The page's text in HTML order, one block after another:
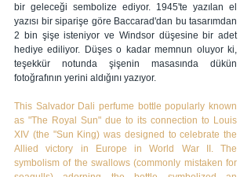
bir geleceği sembolize ediyor. 1945'te yazılan el
yazısı bir siparişe göre Baccarad'dan bu tasarımdan
2 bin şişe isteniyor ve Windsor düşesine bir adet
hediye ediliyor. Düşes o kadar memnun oluyor ki,
teşekkür notunda şişenin masasında dükün
fotoğrafının yerini aldığını yazıyor.
This Salvador Dali perfume bottle popularly known
as "The Royal Sun" due to its connection to Louis
XIV (the "Sun King) was designed to celebrate the
Allied victory in Europe in World War II. The
symbolism of the swallows (commonly mistaken for